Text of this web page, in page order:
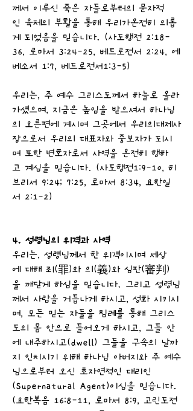
께서 이루신 죽은 자들로부터의 문자적
인 육체의 부활을 통해 우리가온전히 의롭
게 되었음을 믿습니다. (사도행전 2:18-
36, 로마서 3:24-25, 베드로전서 2:24, 에
베소서 1:7, 베드로전서1:3-5)
우리는, 주 예수 그리스도께서 하늘로 올라
가셨으며, 지금은 높임을 받으셔서 하나님
의 오른편에 계시며 그곳에서 우리의대제사
장으로서 우리의 대표자와 중보자가 되시
며 또한 변호자로서 사역을 온전히 행하
고 계심을 믿습니다. (사도행전1:9-10, 히
브리서 9:24; 7:25, 로마서 8:34, 요한일
서 2:1-2)
4. 성령님의 위격과 사역
우리는, 성령님께서 한 위격이시며 세상
에 대해 죄(罪)와 의(義)와 심판(審判)
을 깨닫게 하심을 믿습니다. 그리고 성령님
께서 사람을 거듭나게 하시고, 성화 시키시
며, 모든 믿는 자들을 침례를 통해 그리스
도의 몸 안으로 들어오게 하시고, 그들 안
에 내주하시고(dwell) 그들을 구속의 날까
지 인치시기 위해 하나님 아버지와 주 예수
님으로부터 오신 초자연적인 대리인
(Supernatural Agent)이심을 믿습니다.
(요한복음 16:8-11, 로마서 8:9, 고린도전